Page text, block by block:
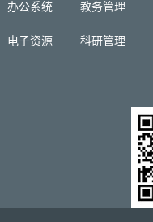
办公系统 教务管理
电子资源 科研管理